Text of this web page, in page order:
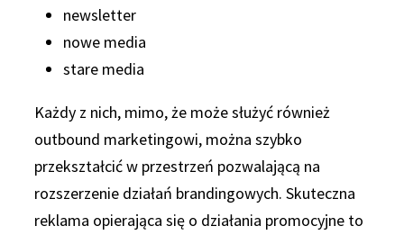
newsletter
nowe media
stare media
Każdy z nich, mimo, że może służyć również
outbound marketingowi, można szybko
przekształcić w przestrzeń pozwalającą na
rozszerzenie działań brandingowych. Skuteczna
reklama opierająca się o działania promocyjne to